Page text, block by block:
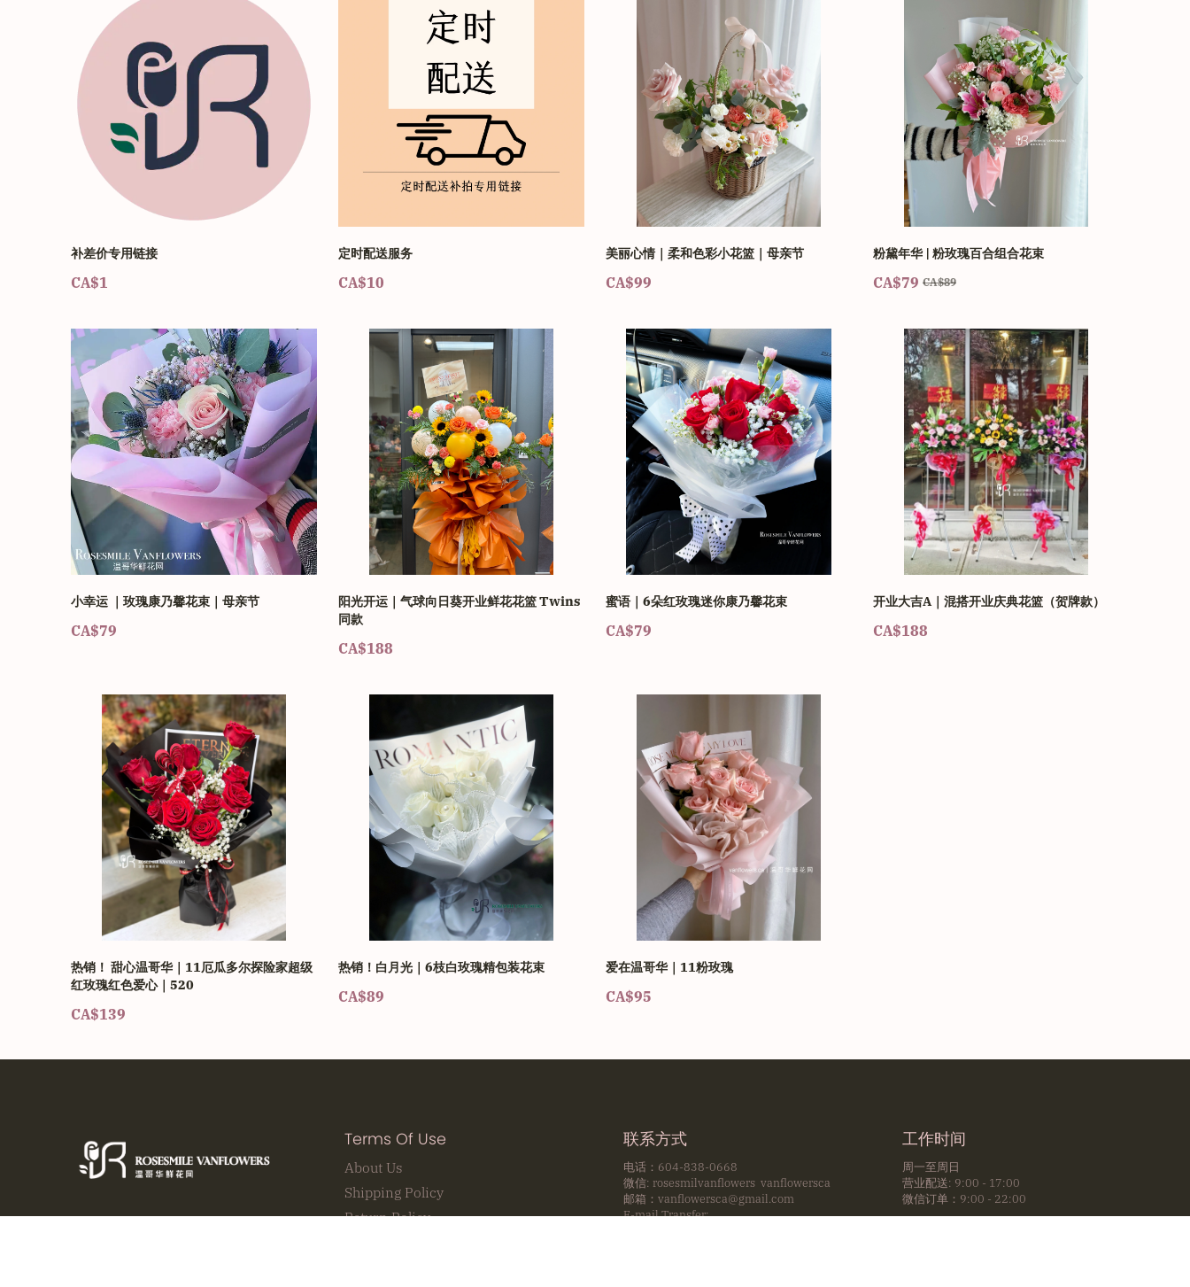
补差价专用链接
CA$1
定时配送服务
CA$10
美丽心情｜柔和色彩小花篮｜母亲节
CA$99
粉黛年华 | 粉玫瑰百合组合花束
CA$79 CA$89
小幸运 ｜玫瑰康乃馨花束｜母亲节
CA$79
阳光开运｜气球向日葵开业鲜花花篮 Twins
同款
CA$188
蜜语｜6朵红玫瑰迷你康乃馨花束
CA$79
开业大吉A｜混搭开业庆典花篮（贺牌款）
CA$188
热销！ 甜心温哥华｜11厄瓜多尔探险家超级
红玫瑰红色爱心｜520
CA$139
热销！白月光｜6枝白玫瑰精包装花束
CA$89
爱在温哥华｜11粉玫瑰
CA$95
Terms Of Use
About Us
Shipping Policy
Return Policy
联系方式
电话：604-838-0668
微信: rosesmilvanflowers vanflowersca
邮箱：vanflowersca@gmail.com
E-mail Transfer:
工作时间
周一至周日
营业配送: 9:00 - 17:00
微信订单：9:00 - 22:00